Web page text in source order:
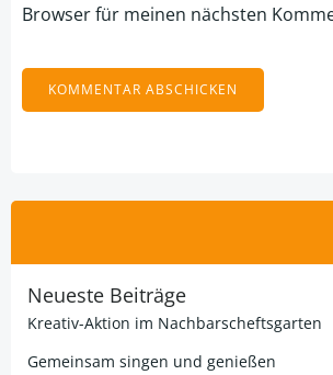
Browser für meinen nächsten
Neueste Beiträge
Kreativ-Aktion im Nachbarscheftsgarten
Gemeinsam singen und genießen